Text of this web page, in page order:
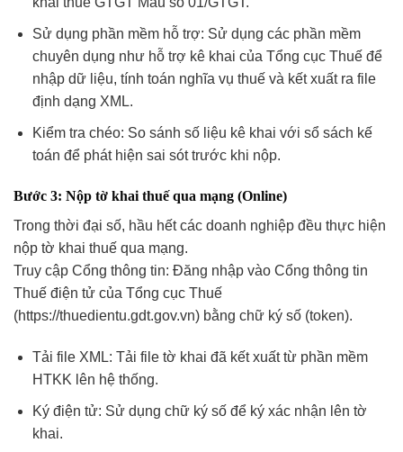
Sử dụng phần mềm hỗ trợ: Sử dụng các phần mềm
chuyên dụng như hỗ trợ kê khai của Tổng cục Thuế để
nhập dữ liệu, tính toán nghĩa vụ thuế và kết xuất ra file
định dạng XML.
Kiểm tra chéo: So sánh số liệu kê khai với sổ sách kế
toán để phát hiện sai sót trước khi nộp.
Bước 3: Nộp tờ khai thuế qua mạng (Online)
Trong thời đại số, hầu hết các doanh nghiệp đều thực hiện
nộp tờ khai thuế qua mạng.
Truy cập Cổng thông tin: Đăng nhập vào Cổng thông tin
Thuế điện tử của Tổng cục Thuế
(https://thuedientu.gdt.gov.vn) bằng chữ ký số (token).
Tải file XML: Tải file tờ khai đã kết xuất từ phần mềm
HTKK lên hệ thống.
Ký điện tử: Sử dụng chữ ký số để ký xác nhận lên tờ
khai.